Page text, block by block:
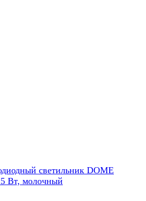
светильник DOME
Вт, молочный